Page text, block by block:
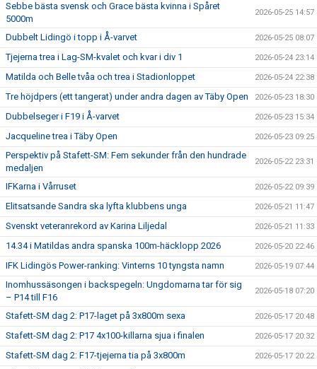
Sebbe bästa svensk och Grace bästa kvinna i Spåret
5000m
2026-05-25 14:57
Dubbelt Lidingö i topp i Å-varvet 2026-05-25 08:07
Tjejerna trea i Lag-SM-kvalet och kvar i div 1 2026-05-24 23:14
Matilda och Belle tvåa och trea i Stadionloppet 2026-05-24 22:38
Tre höjdpers (ett tangerat) under andra dagen av Täby Open 2026-05-23 18:30
Dubbelseger i F19 i Å-varvet 2026-05-23 15:34
Jacqueline trea i Täby Open 2026-05-23 09:25
Perspektiv på Stafett-SM: Fem sekunder från den hundrade
medaljen
2026-05-22 23:31
IFKarna i Vårruset 2026-05-22 09:39
Elitsatsande Sandra ska lyfta klubbens unga 2026-05-21 11:47
Svenskt veteranrekord av Karina Liljedal 2026-05-21 11:33
14.34 i Matildas andra spanska 100m-häcklopp 2026 2026-05-20 22:46
IFK Lidingös Power-ranking: Vinterns 10 tyngsta namn 2026-05-19 07:44
Inomhussäsongen i backspegeln: Ungdomarna tar för sig
– P14 till F16
2026-05-18 07:20
Stafett-SM dag 2: P17-laget på 3x800m sexa 2026-05-17 20:48
Stafett-SM dag 2: P17 4x100-killarna sjua i finalen 2026-05-17 20:32
Stafett-SM dag 2: F17-tjejerna tia på 3x800m 2026-05-17 20:22